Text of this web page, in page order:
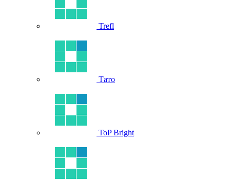
Trefl
Тато
ToP Bright